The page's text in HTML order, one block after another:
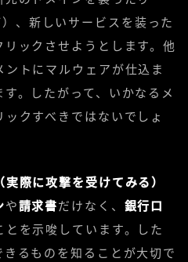
、新しいサービスを装った
ックさせようとします。他
トにマルウェアが仕込ま
。したがって、いかなるメ
クすべきではないでしょ
際に攻撃を受けてみる）
や請求書だけなく、 銀行口
を示唆しています。した
るものを知ることが大切で